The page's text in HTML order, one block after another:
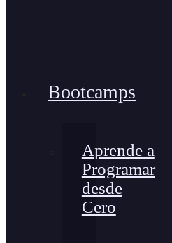
Bootcamps
Aprende a
Programar
desde
Cero